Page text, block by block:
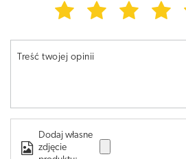
Treść twojej opinii
Dodaj własne
zdjęcie